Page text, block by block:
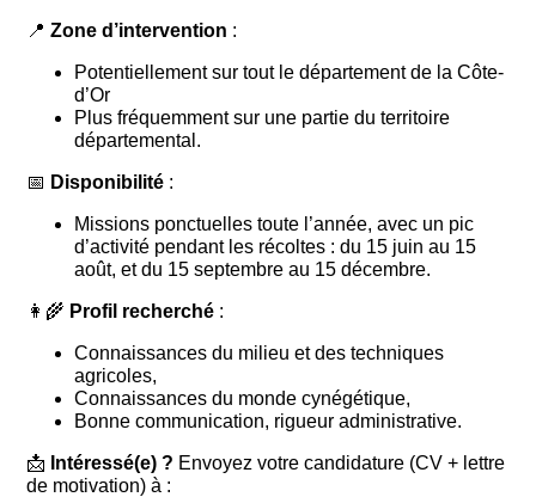
📍Zone d’intervention :
Potentiellement sur tout le département de la Côte-
d’Or
Plus fréquemment sur une partie du territoire
départemental.
📅 Disponibilité :
Missions ponctuelles toute l’année, avec un pic
d’activité pendant les récoltes : du 15 juin au 15
août, et du 15 septembre au 15 décembre.
👩‍🌾 Profil recherché :
Connaissances du milieu et des techniques
agricoles,
Connaissances du monde cynégétique,
Bonne communication, rigueur administrative.
📩 Intéressé(e) ? Envoyez votre candidature (CV + lettre
de motivation) à :